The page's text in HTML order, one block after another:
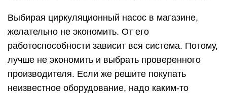
Выбирая циркуляционный насос в магазине,
желательно не экономить. От его
работоспособности зависит вся система. Потому,
лучше не экономить и выбрать проверенного
производителя. Если же решите покупать
неизвестное оборудование, надо каким-то